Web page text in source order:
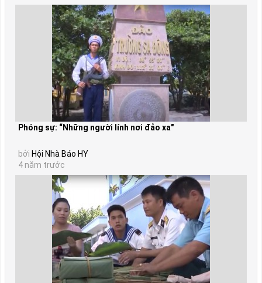
Phóng sự: “Những người lính nơi đảo xa"
bởi Hội Nhà Báo HY
4 năm trước